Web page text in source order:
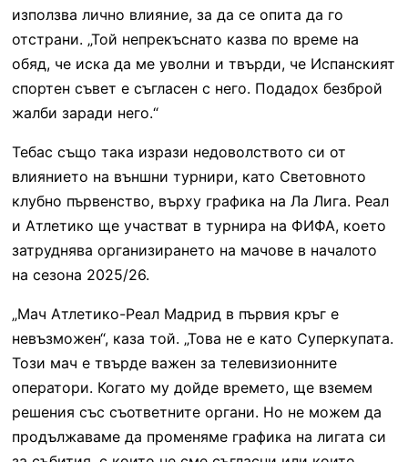
използва лично влияние, за да се опита да го
отстрани. „Той непрекъснато казва по време на
обяд, че иска да ме уволни и твърди, че Испанският
спортен съвет е съгласен с него. Подадох безброй
жалби заради него.“
Тебас също така изрази недоволството си от
влиянието на външни турнири, като Световното
клубно първенство, върху графика на Ла Лига. Реал
и Атлетико ще участват в турнира на ФИФА, което
затруднява организирането на мачове в началото
на сезона 2025/26.
„Мач Атлетико-Реал Мадрид в първия кръг е
невъзможен“, каза той. „Това не е като Суперкупата.
Този ​​мач е твърде важен за телевизионните
оператори. Когато му дойде времето, ще вземем
решения със съответните органи. Но не можем да
продължаваме да променяме графика на лигата си